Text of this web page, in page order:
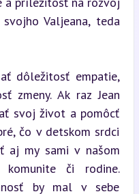
Valjeana, teda
dôležitosť empatie,
zmeny. Ak raz Jean
svoj život a pomôcť
čo v detskom srdci
aj my sami v našom
či rodine.
by mal v sebe